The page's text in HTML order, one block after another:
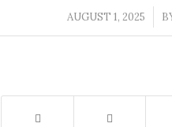
AUGUST 1, 2025
/